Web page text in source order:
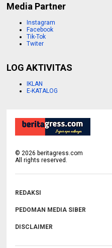
Media Partner
Instagram
Facebook
Tik-Tok
Twiter
LOG AKTIVITAS
IKLAN
E-KATALOG
© 2026 beritagress.com
All rights reserved.
REDAKSI
PEDOMAN MEDIA SIBER
DISCLAIMER